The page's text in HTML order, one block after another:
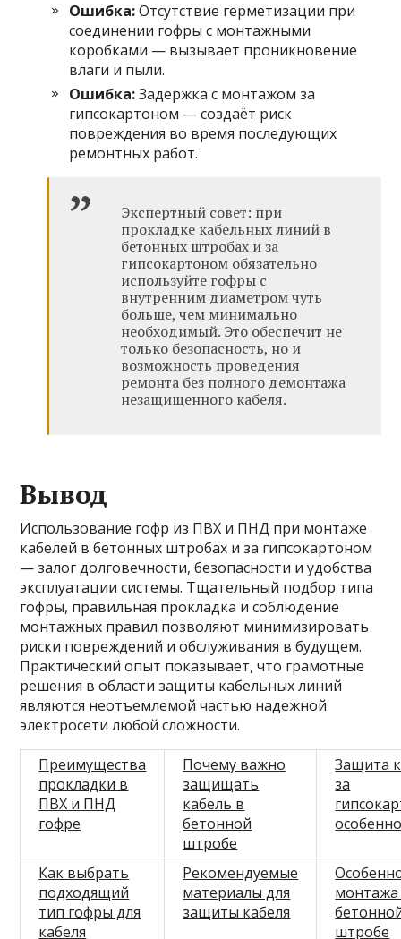
Ошибка:Отсутствие герметизации при
соединении гофры с монтажными
коробками — вызывает проникновение
влаги и пыли.
Ошибка:Задержка с монтажом за
гипсокартоном — создаёт риск
повреждения во время последующих
ремонтных работ.
Экспертный совет: при
прокладке кабельных линий в
бетонных штробах и за
гипсокартоном обязательно
используйте гофры с
внутренним диаметром чуть
больше, чем минимально
необходимый. Это обеспечит не
только безопасность, но и
возможность проведения
ремонта без полного демонтажа
незащищенного кабеля.
Вывод
Использование гофр из ПВХ и ПНД при монтаже
кабелей в бетонных штробах и за гипсокартоном
— залог долговечности, безопасности и удобства
эксплуатации системы. Тщательный подбор типа
гофры, правильная прокладка и соблюдение
монтажных правил позволяют минимизировать
риски повреждений и обслуживания в будущем.
Практический опыт показывает, что грамотные
решения в области защиты кабельных линий
являются неотъемлемой частью надежной
электросети любой сложности.
Преимущества
прокладки в
ПВХ и ПНД
гофре
Почему важно
защищать
кабель в
бетонной
штробе
Защита
за
Как выбрать
подходящий
тип гофры для
кабеля
Рекомендуемые
материалы для
защиты кабеля
штробе